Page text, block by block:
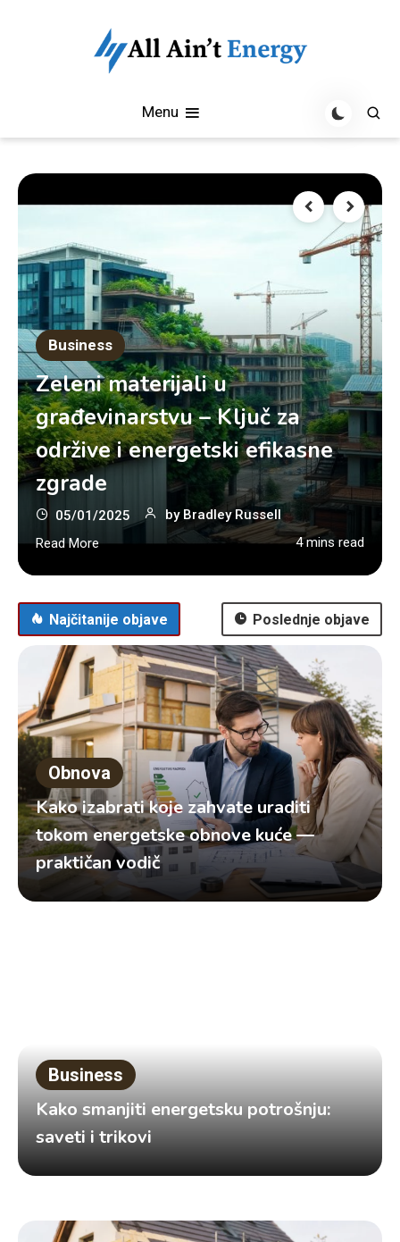
All Aint EnergyMenu
Business
Zeleni materijali u
građevinarstvu – Ključ za
održive i energetski efikasne
zgrade
05/01/2025 by Bradley Russell
Read More
4 mins read
Najčitanije objave Poslednje objave
Obnova
Kako izabrati koje zahvate uraditi
tokom energetske obnove kuće —
praktičan vodič
Business
Kako smanjiti energetsku potrošnju:
saveti i trikovi